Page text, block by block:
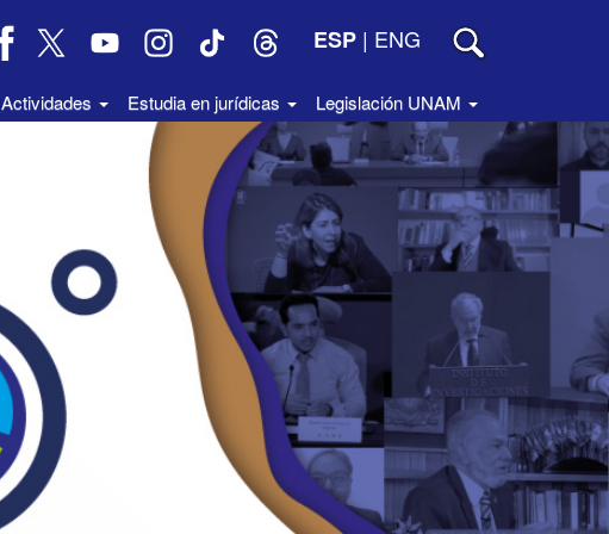
ESP | ENG
Actividades Estudia en jurídicas Legislación UNAM